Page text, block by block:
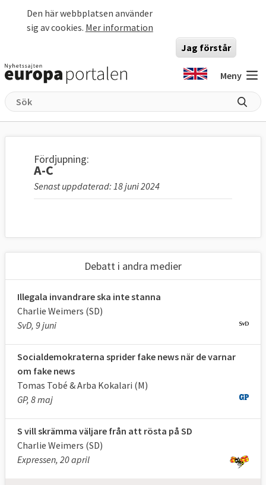
Den här webbplatsen använder
sig av cookies. Mer information
Jag förstår
Meny
Fördjupning:
A-C
Senast uppdaterad: 18 juni 2024
Debatt i andra medier
Illegala invandrare ska inte stanna
Charlie Weimers (SD)
SvD, 9 juni
Socialdemokraterna sprider fake news när de varnar
om fake news
Tomas Tobé & Arba Kokalari (M)
GP, 8 maj
S vill skrämma väljare från att rösta på SD
Charlie Weimers (SD)
Expressen, 20 april